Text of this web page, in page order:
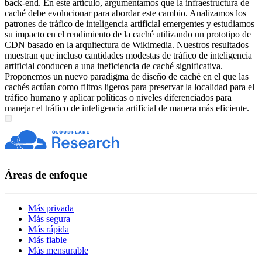
back-end. En este artículo, argumentamos que la infraestructura de
caché debe evolucionar para abordar este cambio. Analizamos los
patrones de tráfico de inteligencia artificial emergentes y estudiamos
su impacto en el rendimiento de la caché utilizando un prototipo de
CDN basado en la arquitectura de Wikimedia. Nuestros resultados
muestran que incluso cantidades modestas de tráfico de inteligencia
artificial conducen a una ineficiencia de caché significativa.
Proponemos un nuevo paradigma de diseño de caché en el que las
cachés actúan como filtros ligeros para preservar la localidad para el
tráfico humano y aplicar políticas o niveles diferenciados para
manejar el tráfico de inteligencia artificial de manera más eficiente.
Áreas de enfoque
Más privada
Más segura
Más rápida
Más fiable
Más mensurable